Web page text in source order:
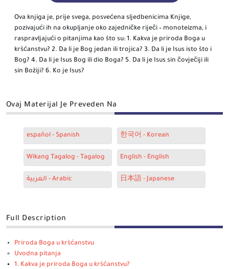
Ova knjiga je, prije svega, posvećena sljedbenicima Knjige,
pozivajući ih na okupljanje oko zajedničke riječi – monoteizma, i
raspravljajući o pitanjima kao što su: 1. Kakva je priroda Boga u
kršćanstvu? 2. Da li je Bog jedan ili trojica? 3. Da li je Isus isto što i
Bog? 4. Da li je Isus Bog ili dio Boga? 5. Da li je Isus sin čovječiji ili
sin Božiji? 6. Ko je Isus?
Ovaj Materijal Je Preveden Na
español - Spanish 한국어 - Korean
Wikang Tagalog - Tagalog English - English
العربية - Arabic 日本語 - Japanese
Full Description
Priroda Boga u kršćanstvu
Uvodna pitanja
1. Kakva je priroda Boga u kršćanstvu?